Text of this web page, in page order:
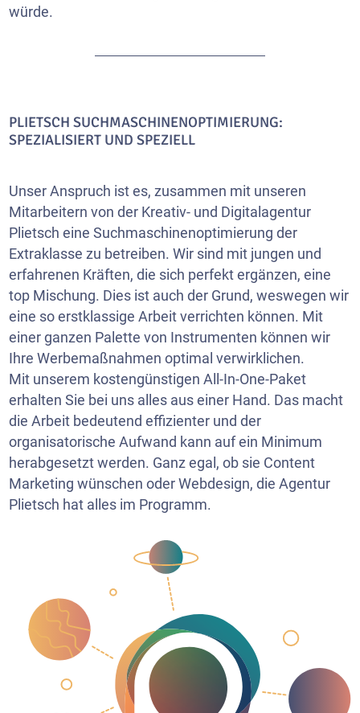
würde.
PLIETSCH SUCHMASCHINENOPTIMIERUNG:
SPEZIALISIERT UND SPEZIELL
Unser Anspruch ist es, zusammen mit unseren
Mitarbeitern von der Kreativ- und Digitalagentur
Plietsch eine Suchmaschinenoptimierung der
Extraklasse zu betreiben. Wir sind mit jungen und
erfahrenen Kräften, die sich perfekt ergänzen, eine
top Mischung. Dies ist auch der Grund, weswegen wir
eine so erstklassige Arbeit verrichten können. Mit
einer ganzen Palette von Instrumenten können wir
Ihre Werbemaßnahmen optimal verwirklichen.
Mit unserem kostengünstigen All-In-One-Paket
erhalten Sie bei uns alles aus einer Hand. Das macht
die Arbeit bedeutend effizienter und der
organisatorische Aufwand kann auf ein Minimum
herabgesetzt werden. Ganz egal, ob sie Content
Marketing wünschen oder Webdesign, die Agentur
Plietsch hat alles im Programm.